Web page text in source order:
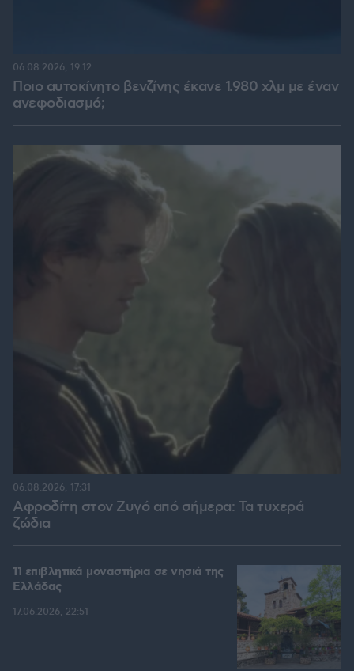
Ποιο αυτοκίνητο βενζίνης έκανε 1.980 χλμ με έναν
ανεφοδιασμό;
06.08.2026, 19:12
Αφροδίτη στον Ζυγό από σήμερα: Τα τυχερά
ζώδια
06.08.2026, 17:31
11 επιβλητικά μοναστήρια σε νησιά της
Ελλάδας
17.06.2026, 22:51